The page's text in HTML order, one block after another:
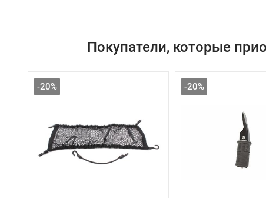
Покупатели, которые
-20% -20%